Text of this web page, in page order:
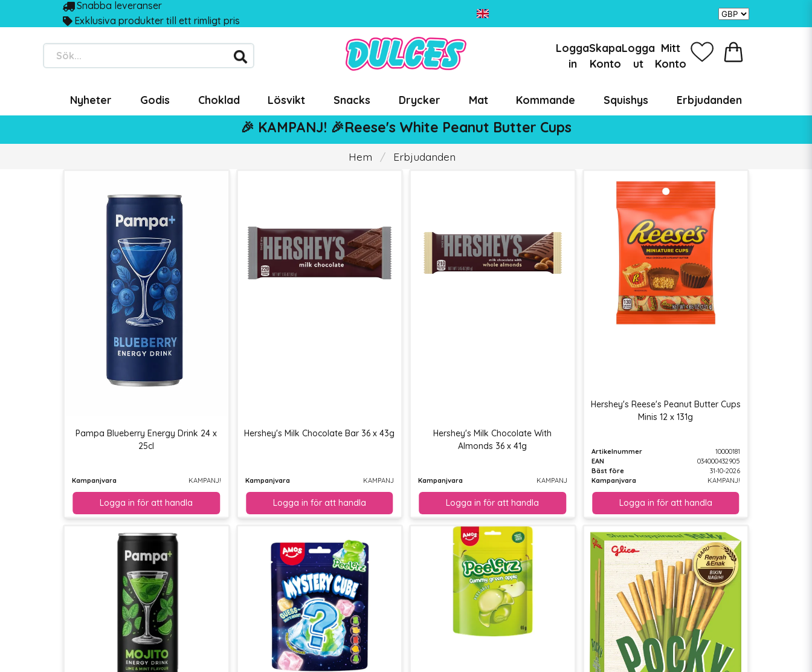
Snabba leveranser
Exklusiva produkter till ett rimligt pris
Sök...
Logga
in
Skapa
Konto
Logga
ut
Mitt
Konto
Nyheter Godis Choklad Lösvikt Snacks Drycker Mat Kommande Squishys Erbjudanden
🎉 KAMPANJ! 🎉Reese's White Peanut Butter Cups
Hem Erbjudanden
Pampa Blueberry Energy Drink 24 x
25cl
Kampanjvara KAMPANJ!
Hershey's Milk Chocolate Bar 36 x 43g
Kampanjvara KAMPANJ
Hershey's Milk Chocolate With
Almonds 36 x 41g
Kampanjvara KAMPANJ
Hershey's Reese's Peanut Butter Cups
Minis 12 x 131g
Artikelnummer
10000181
EAN
034000432905
Bäst före
31-10-2026
Kampanjvara
KAMPANJ!